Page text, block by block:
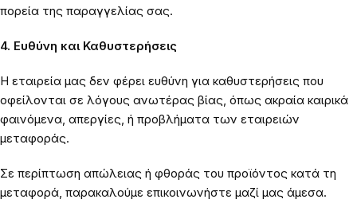
πορεία της παραγγελίας σας.
4. Ευθύνη και Καθυστερήσεις
Η εταιρεία μας δεν φέρει ευθύνη για καθυστερήσεις που
οφείλονται σε λόγους ανωτέρας βίας, όπως ακραία καιρικά
φαινόμενα, απεργίες, ή προβλήματα των εταιρειών
μεταφοράς.
Σε περίπτωση απώλειας ή φθοράς του προϊόντος κατά τη
μεταφορά, παρακαλούμε επικοινωνήστε μαζί μας άμεσα.